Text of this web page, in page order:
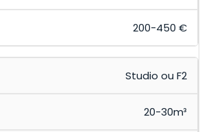
200-450 €
Studio ou F2
20-30m³